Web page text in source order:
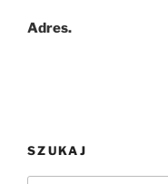
Adres.
SZUKAJ